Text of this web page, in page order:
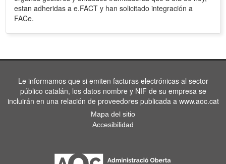
estan adheridas a e.FACT y han solicitado integración a
FACe.
Le informamos que si emiten facturas electrónicas al sector
público catalán, los datos nombre y NIF de su empresa se
incluirán en una relación de proveedores publicada a www.aoc.cat
Mapa del sitio
Accesibilidad